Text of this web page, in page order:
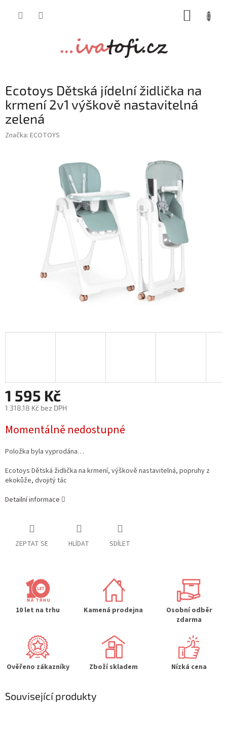
Ecotoys Dětská jídelní židlička na
krmení 2v1 výškově nastavitelná
zelená
Značka: ECOTOYS
1 595 Kč
1 318,18 Kč bez DPH
cena:
Momentálně nedostupné
Položka byla vyprodána…
Ecotoys Dětská židlička na krmení, výškově nastavitelná, popruhy z
ekokůže, dvojitý tác
Detailní informace
ZEPTAT SE HLÍDAT SDÍLET
10 let na trhu Kamená prodejna
Osobní odběr
zdarma
Ověřeno zákazníky Zboží skladem Nízká cena
Související produkty